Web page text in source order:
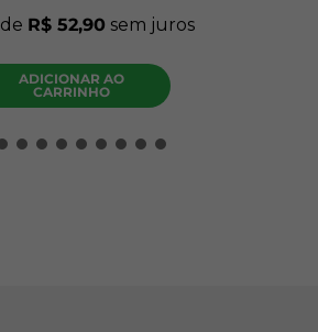
de R$ 52,90 sem juros
ADICIONAR AO
CARRINHO